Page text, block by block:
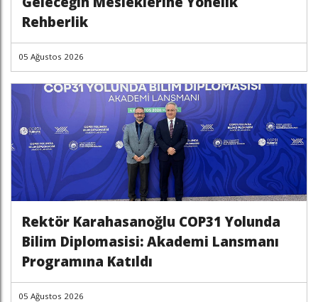
Rehberlik
05 Ağustos 2026
Rektör Karahasanoğlu COP31 Yolunda
Bilim Diplomasisi: Akademi Lansmanı
Programına Katıldı
05 Ağustos 2026